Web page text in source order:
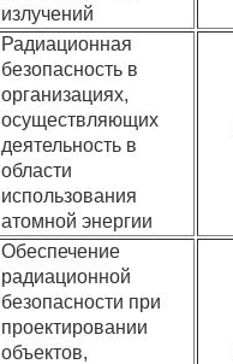
излучений
Радиационная
безопасность в
организациях,
осуществляющих
деятельность в
области
использования
атомной энергии
Обеспечение
радиационной
безопасности при
проектировании
объектов,